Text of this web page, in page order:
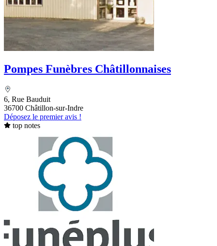
Pompes Funèbres Châtillonnaises
6, Rue Bauduit
36700 Châtillon-sur-Indre
Déposez le premier avis !
top notes